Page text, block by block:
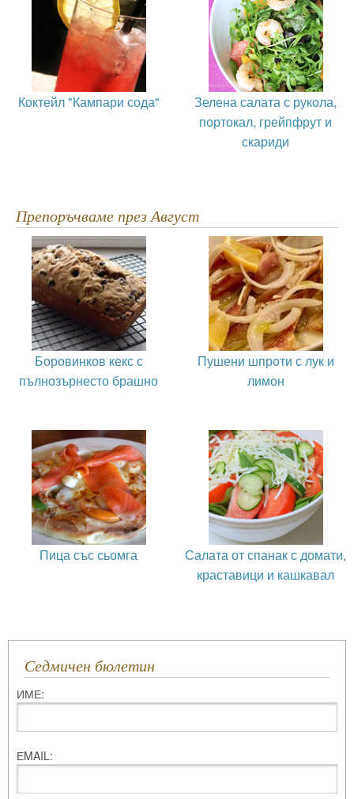
Коктейл "Кампари сода"
Зелена салата с рукола,
портокал, грейпфрут и
скариди
Препоръчваме през Август
Боровинков кекс с
пълнозърнесто брашно
Пушени шпроти с лук и
лимон
Пица със сьомга
Салата от спанак с домати,
краставици и кашкавал
Седмичен бюлетин
ИМЕ:
ЕMAIL: